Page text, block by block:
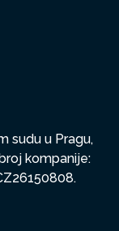
sudu u Pragu,
kompanije: